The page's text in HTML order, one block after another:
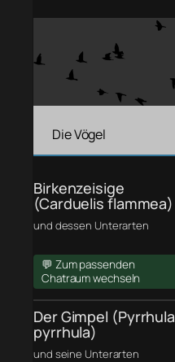
Die Vögel
Birkenzeisige
(Carduelis flammea)
und dessen Unterarten
💬 Zum passenden
Chatraum wechseln
Der Gimpel (Pyrrhula
pyrrhula)
und seine Unterarten